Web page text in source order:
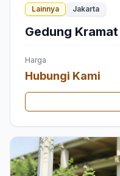
Lainnya Jakarta
Gedung Kramat
Harga
Hubungi Kami